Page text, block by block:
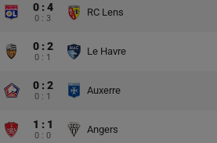
0 : 4
0 : 3
RC Lens
0 : 2
0 : 1
Le Havre
0 : 2
0 : 1
Auxerre
1 : 1
0 : 0
Angers